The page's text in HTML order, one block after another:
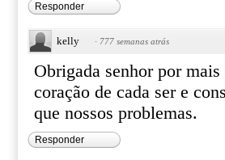
Responder
kelly · 777 semanas atrás
Obrigada senhor por
coração de cada ser e
que nossos problemas.
Responder